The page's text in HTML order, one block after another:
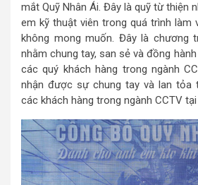
mắt Quỹ Nhân Ái. Đây là quỹ từ thiện
em kỹ thuật viên trong quá trình làm
không mong muốn. Đây là chương
nhằm chung tay, san sẻ và đồng
các quý khách hàng trong ngành
nhận được sự chung tay và lan tỏa
các khách hàng trong ngành CCTV